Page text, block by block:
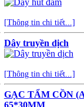
[Thông tin chi tiết...]
Dây truyền dịch
[Thông tin chi tiết...]
GẠC TẨM CỒN